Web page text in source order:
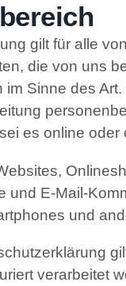
gilt für alle
die von uns
im Sinne des
es online
und E-Mail-
und
verarbeitet